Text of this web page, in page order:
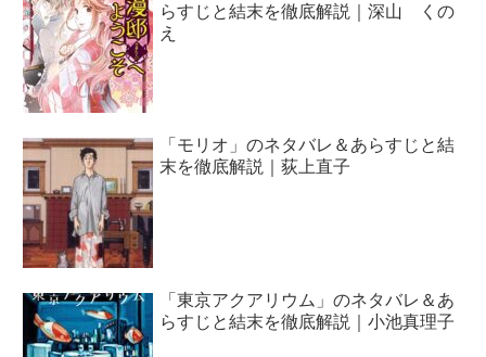
らすじと結末を徹底解説｜深山 くの
え
「モリオ」のネタバレ＆あらすじと結
末を徹底解説｜荻上直子
「東京アクアリウム」のネタバレ＆あ
らすじと結末を徹底解説｜小池真理子